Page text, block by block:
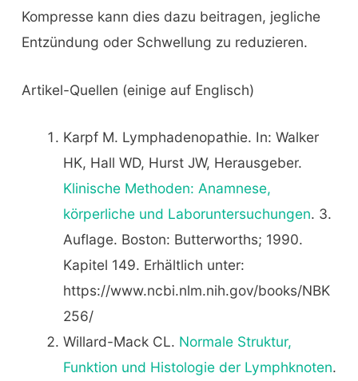
Kompresse kann dies dazu beitragen, jegliche
Entzündung oder Schwellung zu reduzieren.
Artikel-Quellen (einige auf Englisch)
Karpf M. Lymphadenopathie. In: Walker
HK, Hall WD, Hurst JW, Herausgeber.
Klinische Methoden: Anamnese,
körperliche und Laboruntersuchungen. 3.
Auflage. Boston: Butterworths; 1990.
Kapitel 149. Erhältlich unter:
https://www.ncbi.nlm.nih.gov/books/NBK
256/
Willard-Mack CL. Normale Struktur,
Funktion und Histologie der Lymphknoten.